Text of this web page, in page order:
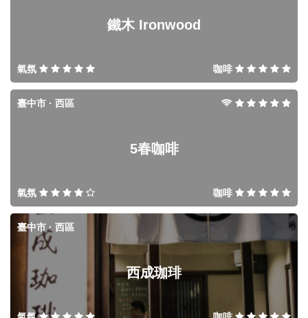
鐵木 Ironwood
氣氛 咖啡
5春咖啡
臺中市 · 西區
氣氛 咖啡
西成珈琲
臺中市 · 西區